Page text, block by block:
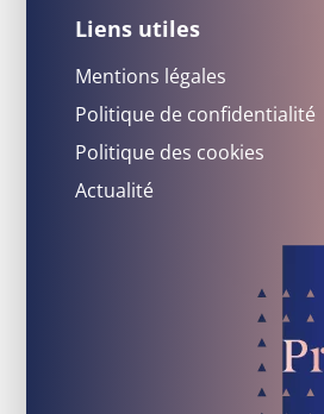
Liens utiles
Mentions légales
Politique de confidentialité
Politique des cookies
Actualité